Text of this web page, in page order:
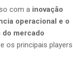
com a inovação
operacional e o
mercado
os principais players